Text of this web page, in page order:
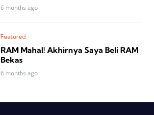
6 months ago
Featured
RAM Mahal! Akhirnya Saya Beli RAM
Bekas
6 months ago